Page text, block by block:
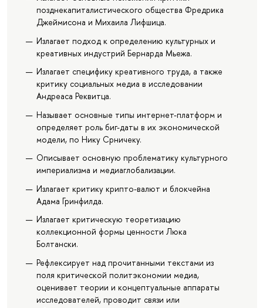
позднекапиталистического общества Фредрика
Джеймисона и Михаила Лифшица.
Излагает подход к определению культурных и
креативных индустрий Бернарда Мьежа.
Излагает специфику креативного труда, а также
критику социальных медиа в исследовании
Андреаса Реквитца.
Называет основные типы интернет-платформ и
определяет роль биг-даты в их экономической
модели, по Нику Срничеку.
Описывает основную проблематику культурного
империализма и медиаглобализации.
Излагает критику крипто-валют и блокчейна
Адама Гринфилда.
Излагает критическую теоретизацию
коллекционной формы ценности Люка
Болтански.
Рефлексирует над прочитанными текстами из
поля критической политэкономии медиа,
оценивает теории и концептуальные аппараты
исследователей, проводит связи или